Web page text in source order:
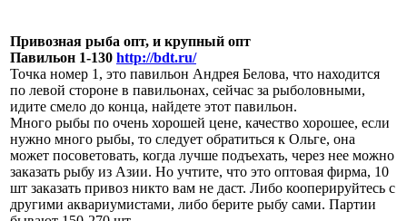
Привозная рыба опт, и крупный опт
Павильон 1-130 http://bdt.ru/
Точка номер 1, это павильон Андрея Белова, что находится
по левой стороне в павильонах, сейчас за рыболовными,
идите смело до конца, найдете этот павильон.
Много рыбы по очень хорошей цене, качество хорошее, если
нужно много рыбы, то следует обратиться к Ольге, она
может посоветовать, когда лучше подъехать, через нее можно
заказать рыбу из Азии. Но учтите, что это оптовая фирма, 10
шт заказать привоз никто вам не даст. Либо кооперируйтесь с
другими аквариумистами, либо берите рыбу сами. Партии